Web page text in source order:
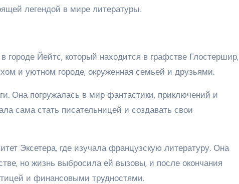
легендой в мире литературы.
городе Йейтс, который находится в графстве Глостершир,
и уютном городе, окруженная семьей и друзьями.
Она погружалась в мир фантастики, приключений и
сама стать писательницей и создавать свои
Эксетера, где изучала французскую литературу. Она
но жизнь выбросила ей вызовы, и после окончания
и финансовыми трудностями.